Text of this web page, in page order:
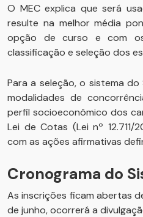
O MEC explica que será
resulte na melhor média
opção de curso e com
classificação e seleção dos
Para a seleção, o sistema
modalidades de
perfil socioeconômico dos
Lei de Cotas (Lei nº
com as ações afirmativas
Cronograma do
As inscrições ficam abertas
de junho, ocorrerá a